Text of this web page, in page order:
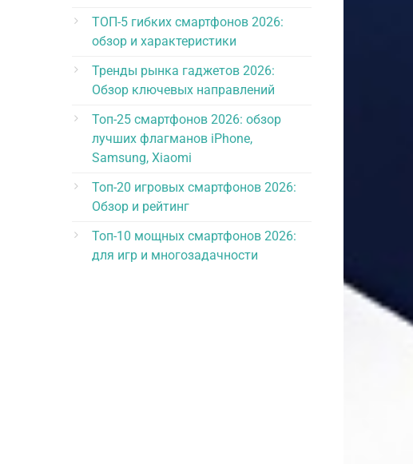
ТОП-5 гибких смартфонов 2026:
обзор и характеристики
Тренды рынка гаджетов 2026:
Обзор ключевых направлений
Топ-25 смартфонов 2026: обзор
лучших флагманов iPhone,
Samsung, Xiaomi
Топ-20 игровых смартфонов 2026:
Обзор и рейтинг
Топ-10 мощных смартфонов 2026:
для игр и многозадачности